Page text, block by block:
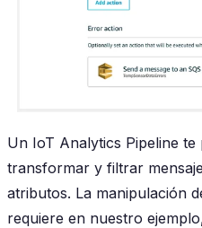
Un IoT Analytics Pipeline te
transformar y filtrar
atributos. La manipulación
requiere en nuestro